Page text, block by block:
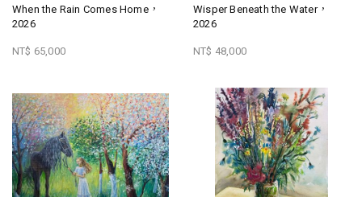
When the Rain Comes Home，
2026
NT$ 65,000
Wisper Beneath the Water，
2026
NT$ 48,000